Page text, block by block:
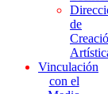
de
Vinculación
con el